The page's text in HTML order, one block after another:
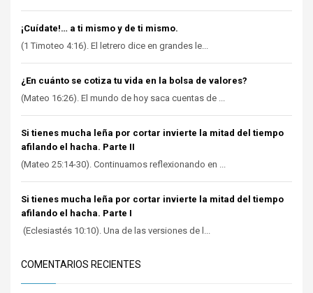
¡Cuídate!… a ti mismo y de ti mismo.
(1 Timoteo 4:16). El letrero dice en grandes le...
¿En cuánto se cotiza tu vida en la bolsa de valores?
(Mateo 16:26). El mundo de hoy saca cuentas de ...
Si tienes mucha leña por cortar invierte la mitad del tiempo
afilando el hacha. Parte II
(Mateo 25:14-30). Continuamos reflexionando en ...
Si tienes mucha leña por cortar invierte la mitad del tiempo
afilando el hacha. Parte I
(Eclesiastés 10:10). Una de las versiones de l...
COMENTARIOS RECIENTES